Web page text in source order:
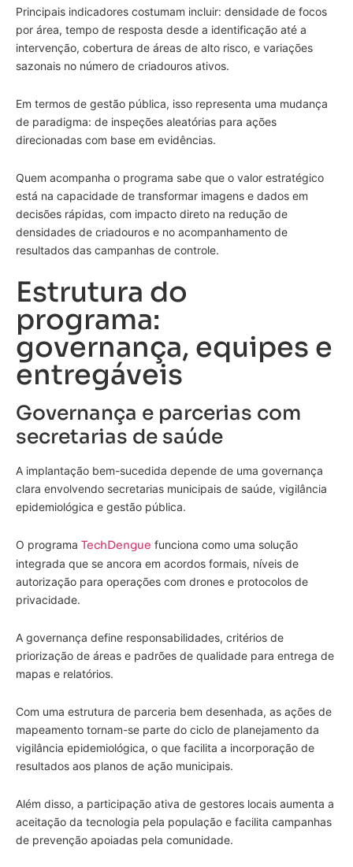
Principais indicadores costumam incluir: densidade de focos
por área, tempo de resposta desde a identificação até a
intervenção, cobertura de áreas de alto risco, e variações
sazonais no número de criadouros ativos.
Em termos de gestão pública, isso representa uma mudança
de paradigma: de inspeções aleatórias para ações
direcionadas com base em evidências.
Quem acompanha o programa sabe que o valor estratégico
está na capacidade de transformar imagens e dados em
decisões rápidas, com impacto direto na redução de
densidades de criadouros e no acompanhamento de
resultados das campanhas de controle.
Estrutura do
programa:
governança, equipes e
entregáveis
Governança e parcerias com
secretarias de saúde
A implantação bem-sucedida depende de uma governança
clara envolvendo secretarias municipais de saúde, vigilância
epidemiológica e gestão pública.
O programa TechDengue funciona como uma solução
integrada que se ancora em acordos formais, níveis de
autorização para operações com drones e protocolos de
privacidade.
A governança define responsabilidades, critérios de
priorização de áreas e padrões de qualidade para entrega de
mapas e relatórios.
Com uma estrutura de parceria bem desenhada, as ações de
mapeamento tornam-se parte do ciclo de planejamento da
vigilância epidemiológica, o que facilita a incorporação de
resultados aos planos de ação municipais.
Além disso, a participação ativa de gestores locais aumenta a
aceitação da tecnologia pela população e facilita campanhas
de prevenção apoiadas pela comunidade.